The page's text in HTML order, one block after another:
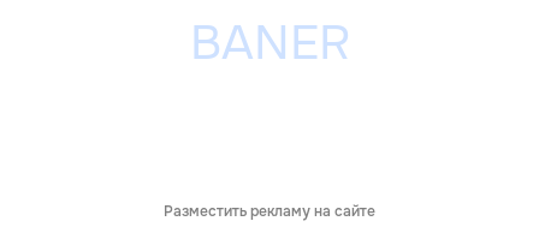
Разместить рекламу на сайте